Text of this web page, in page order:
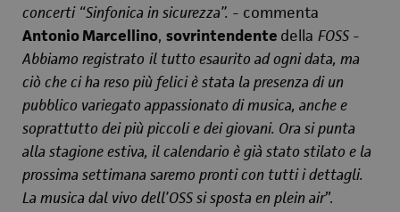
concerti “Sinfonica in sicurezza”. - commenta
Antonio Marcellino, sovrintendente della FOSS -
Abbiamo registrato il tutto esaurito ad ogni data, ma
ciò che ci ha reso più felici è stata la presenza di un
pubblico variegato appassionato di musica, anche e
soprattutto dei più piccoli e dei giovani. Ora si punta
alla stagione estiva, il calendario è già stato stilato e la
prossima settimana saremo pronti con tutti i dettagli.
La musica dal vivo dell’OSS si sposta en plein air”.